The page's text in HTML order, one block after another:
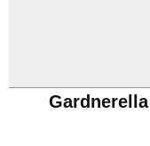
Gardnerella